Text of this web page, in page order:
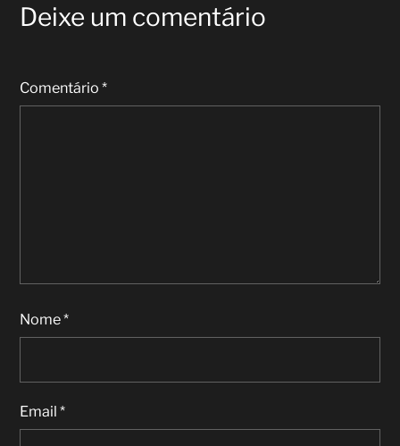
Deixe um comentário
Comentário*
Nome*
Email*